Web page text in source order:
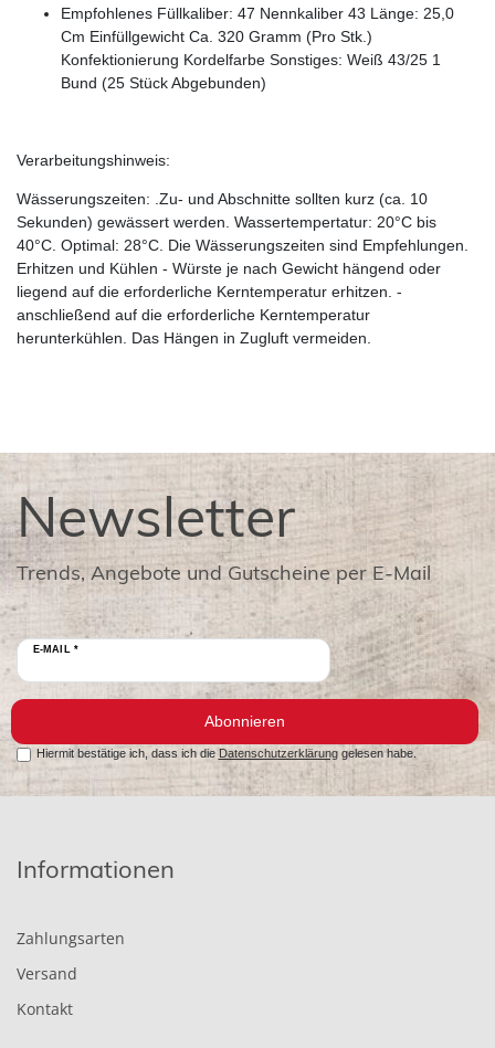
Empfohlenes Füllkaliber: 47 Nennkaliber 43 Länge: 25,0
Cm Einfüllgewicht Ca. 320 Gramm (Pro Stk.)
Konfektionierung Kordelfarbe Sonstiges: Weiß 43/25 1
Bund (25 Stück Abgebunden)
Verarbeitungshinweis:
Wässerungszeiten: .Zu- und Abschnitte sollten kurz (ca. 10
Sekunden) gewässert werden. Wassertempertatur: 20°C bis
40°C. Optimal: 28°C. Die Wässerungszeiten sind Empfehlungen.
Erhitzen und Kühlen - Würste je nach Gewicht hängend oder
liegend auf die erforderliche Kerntemperatur erhitzen. -
anschließend auf die erforderliche Kerntemperatur
herunterkühlen. Das Hängen in Zugluft vermeiden.
Newsletter
Trends, Angebote und Gutscheine per E-Mail
E-MAIL *
Abonnieren
Hiermit bestätige ich, dass ich die Datenschutzerklärunggelesen habe.
Informationen
Zahlungsarten
Versand
Kontakt